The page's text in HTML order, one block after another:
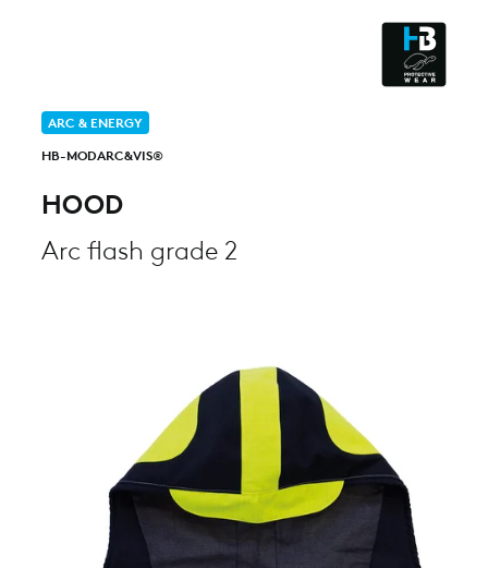
ARC & ENERGY
HB-MODARC&VIS®
HOOD
Arc flash grade 2